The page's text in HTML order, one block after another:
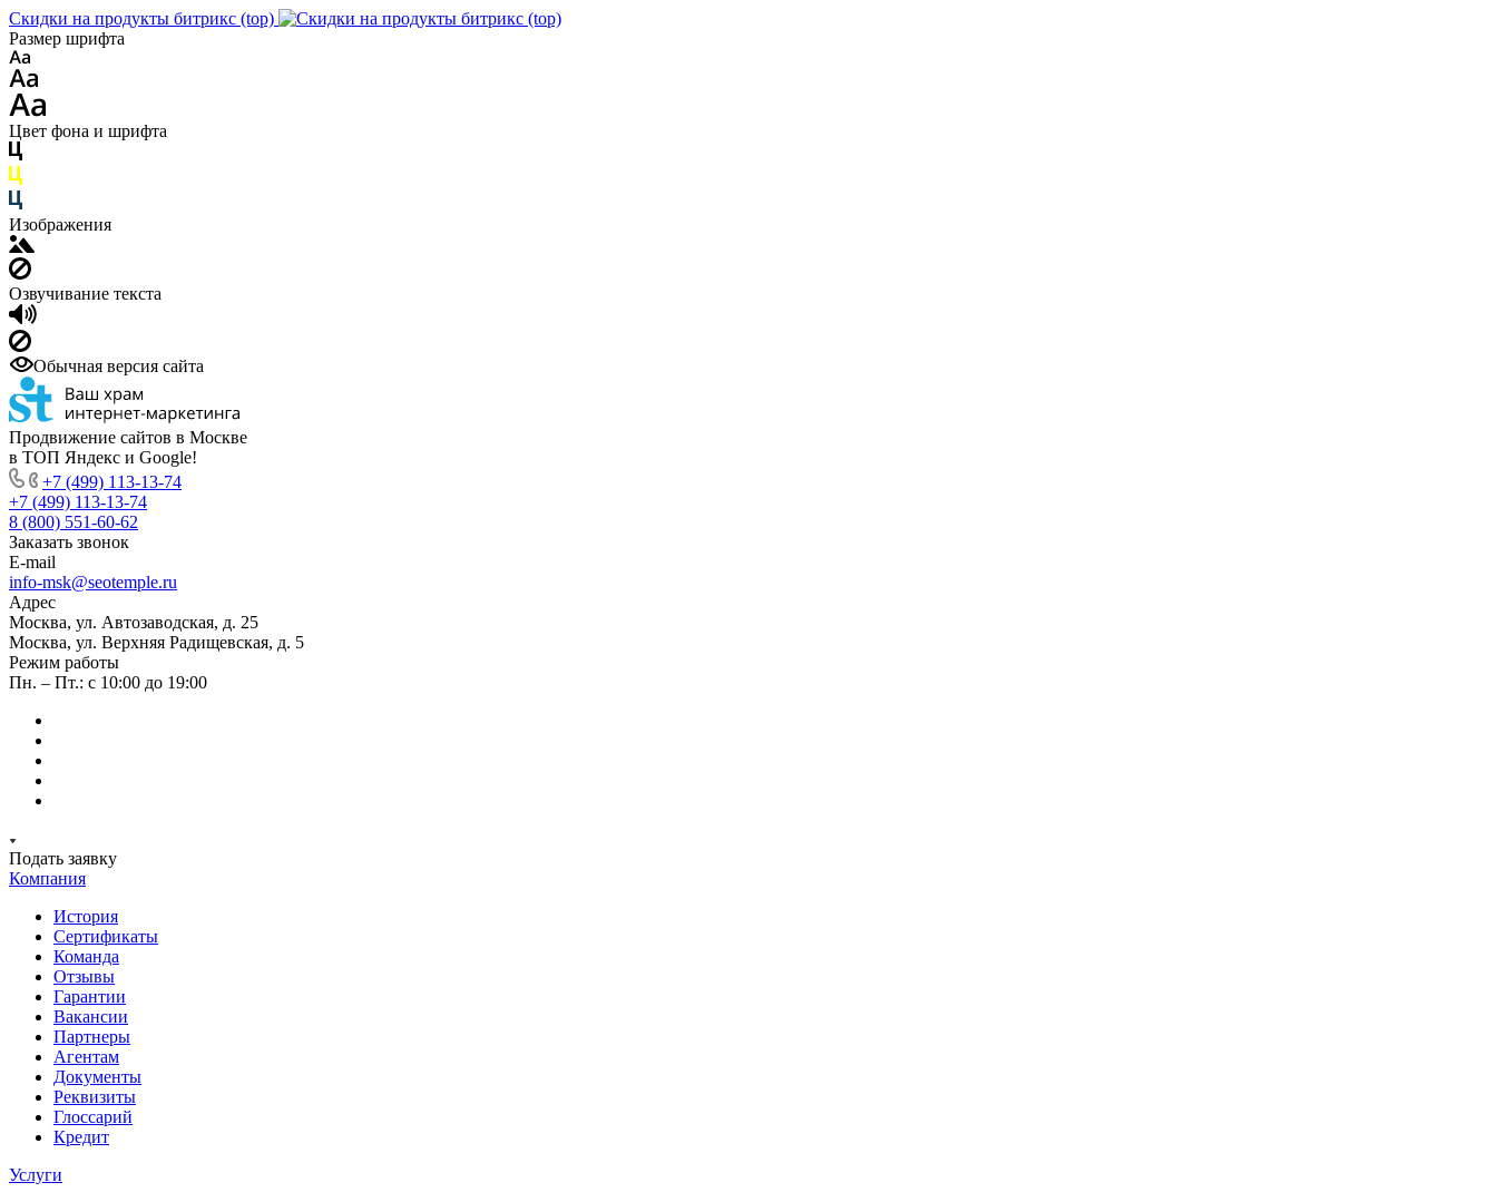
Скидки на продукты битрикс (top)
Размер шрифта
Цвет фона и шрифта
Изображения
Озвучивание текста
Обычная версия сайта
Продвижение сайтов в Москве
в ТОП Яндекс и Google!
+7 (499) 113-13-74
+7 (499) 113-13-74
8 (800) 551-60-62
Заказать звонок
E-mail
info-msk@seotemple.ru
Адрес
Москва, ул. Автозаводская, д. 25
Москва, ул. Верхняя Радищевская, д. 5
Режим работы
Пн. – Пт.: с 10:00 до 19:00
Подать заявку
Компания
История
Сертификаты
Команда
Отзывы
Гарантии
Вакансии
Партнеры
Агентам
Документы
Реквизиты
Глоссарий
Кредит
Услуги